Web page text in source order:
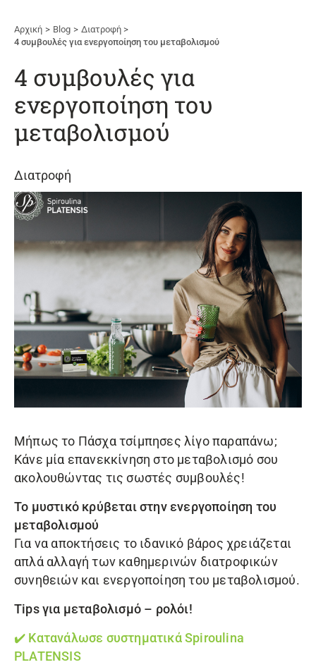
Αρχική Blog
Διατροφή
4 συμβουλές για ενεργοποίηση του μεταβολισμού
4 συμβουλές για
ενεργοποίηση του
μεταβολισμού
Διατροφή
Μήπως το Πάσχα τσίμπησες λίγο παραπάνω;
Κάνε μία επανεκκίνηση στο μεταβολισμό σου
ακολουθώντας τις σωστές συμβουλές!
Το μυστικό κρύβεται στην ενεργοποίηση του
μεταβολισμού
Για να αποκτήσεις το ιδανικό βάρος χρειάζεται
απλά αλλαγή των καθημερινών διατροφικών
συνηθειών και ενεργοποίηση του μεταβολισμού.
Tips για μεταβολισμό – ρολόι!
✔️ Κατανάλωσε συστηματικά Spiroulina
PLATENSIS